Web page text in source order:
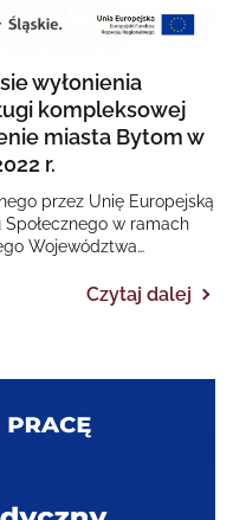
wyłonienia
kompleksowej
miasta Bytom w
r.
przez Unię Europejską
w ramach
Województwa
Czytaj dalej